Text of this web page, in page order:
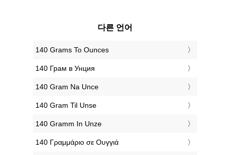
다른 언어
‎140 Grams To Ounces
‎140 Грам в Унция
‎140 Gram Na Unce
‎140 Gram Til Unse
‎140 Gramm In Unze
‎140 Γραμμάριο σε Ουγγιά